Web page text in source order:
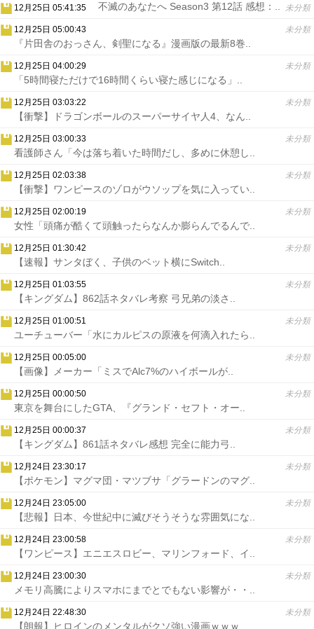
12月25日 05:41:35 未分類
不滅のあなたへ Season3 第12話 感想：..
12月25日 05:00:43 未分類
『片田舎のおっさん、剣聖になる』漫画版の最新8巻..
12月25日 04:00:29 未分類
「5時間寝ただけで16時間くらい寝た感じになる」..
12月25日 03:03:22 未分類
【衝撃】ドラゴンボールのスーパーサイヤ人4、なん..
12月25日 03:00:33 未分類
看護師さん「今は落ち着いた時間だし、多めに休憩し..
12月25日 02:03:38 未分類
【衝撃】ワンピースのゾロがウソップを気に入ってい..
12月25日 02:00:19 未分類
女性「頭痛が酷くて頭触ったらなんか膨らんでるんで..
12月25日 01:30:42 未分類
【速報】サンタぼく、子供のベット横にSwitch..
12月25日 01:03:55 未分類
【キングダム】862話ネタバレ考察 弓兄弟の淡さ..
12月25日 01:00:51 未分類
ユーチューバー「水にカルピスの原液を何滴入れたら..
12月25日 00:05:00 未分類
【画像】メーカー「ミスでAlc7%のハイボールが..
12月25日 00:00:50 未分類
東京を舞台にしたGTA、『グランド・セフト・オー..
12月25日 00:00:37 未分類
【キングダム】861話ネタバレ感想 完全に能力弓..
12月24日 23:30:17 未分類
【ポケモン】マグマ団・マツブサ「グラードンのマグ..
12月24日 23:05:00 未分類
【悲報】日本、今世紀中に滅びそうそうな雰囲気にな..
12月24日 23:00:58 未分類
【ワンピース】エニエスロビー、マリンフォード、イ..
12月24日 23:00:30 未分類
メモリ高騰によりスマホにまでとでもない影響が・・..
12月24日 22:48:30 未分類
【朗報】ヒロインのメンタルがクソ強い漫画ｗｗｗ..